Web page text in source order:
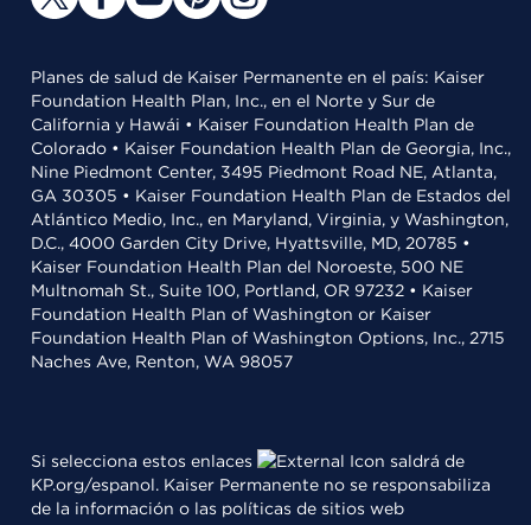
Planes de salud de Kaiser Permanente en el país: Kaiser
Foundation Health Plan, Inc., en el Norte y Sur de
California y Hawái • Kaiser Foundation Health Plan de
Colorado • Kaiser Foundation Health Plan de Georgia, Inc.,
Nine Piedmont Center, 3495 Piedmont Road NE, Atlanta,
GA 30305 • Kaiser Foundation Health Plan de Estados del
Atlántico Medio, Inc., en Maryland, Virginia, y Washington,
D.C., 4000 Garden City Drive, Hyattsville, MD, 20785 •
Kaiser Foundation Health Plan del Noroeste, 500 NE
Multnomah St., Suite 100, Portland, OR 97232 • Kaiser
Foundation Health Plan of Washington or Kaiser
Foundation Health Plan of Washington Options, Inc., 2715
Naches Ave, Renton, WA 98057
Si selecciona estos enlaces
saldrá de
KP.org/espanol. Kaiser Permanente no se responsabiliza
de la información o las políticas de sitios web